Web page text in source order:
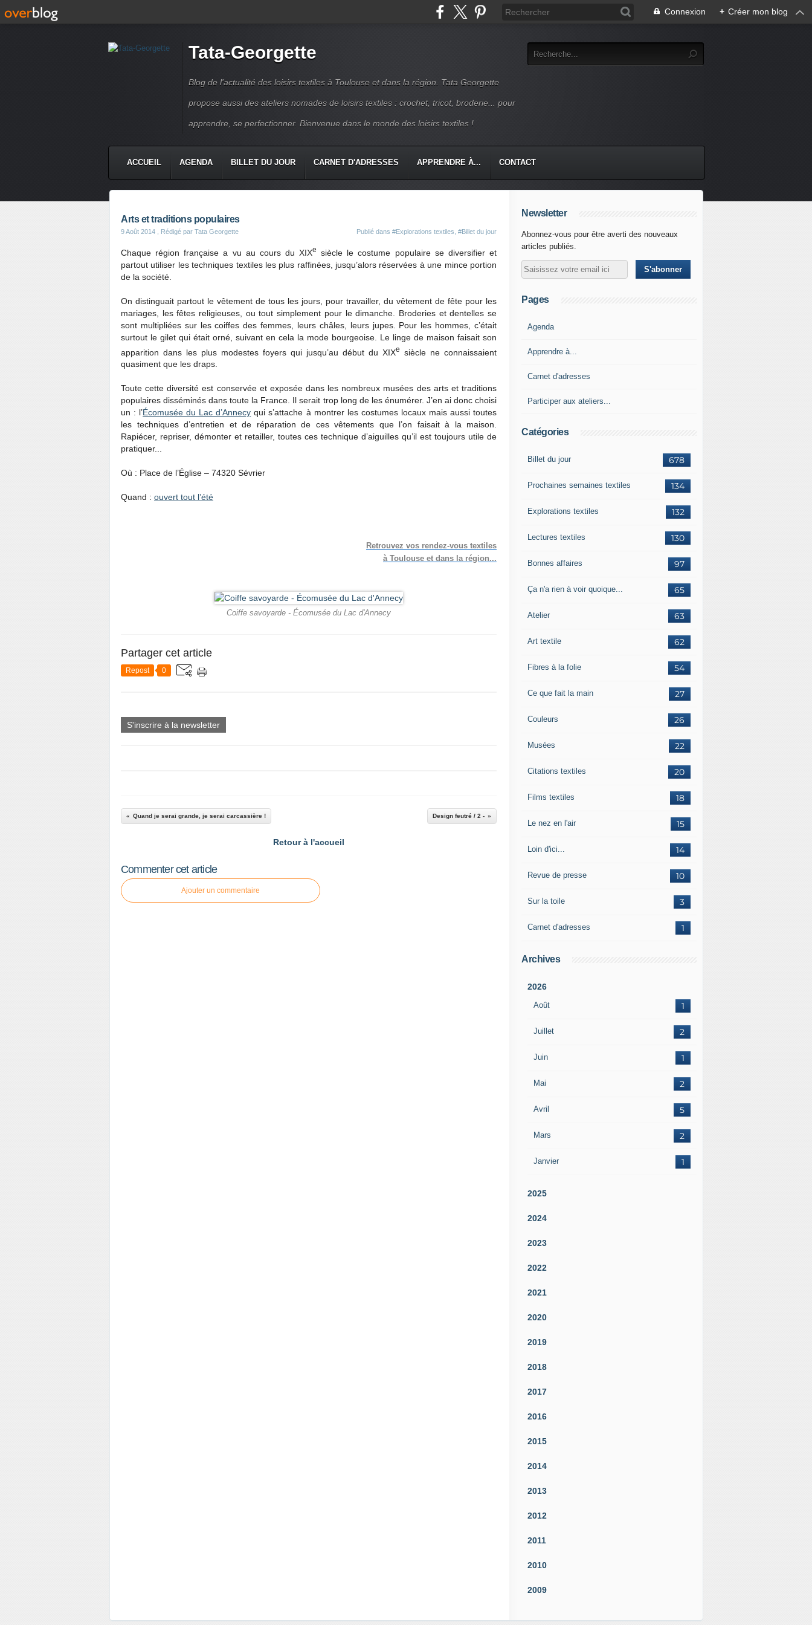
Connexion + Créer mon blog
Tata-Georgette
Blog de l'actualité des loisirs textiles à Toulouse et dans la région. Tata Georgette
propose aussi des ateliers nomades de loisirs textiles : crochet, tricot, broderie... pour
apprendre, se perfectionner. Bienvenue dans le monde des loisirs textiles !
ACCUEIL AGENDA BILLET DU JOUR CARNET D'ADRESSES APPRENDRE À... CONTACT
Arts et traditions populaires
9 Août 2014 , Rédigé par Tata Georgette Publié dans #Explorations textiles #Billet du jour
Chaque région française a vu au cours du XIXe
siècle le costume populaire se diversifier et
partout utiliser les techniques textiles les plus raffinées, jusqu’alors réservées à une mince portion
de la société.
On distinguait partout le vêtement de tous les jours, pour travailler, du vêtement de fête pour les
mariages, les fêtes religieuses, ou tout simplement pour le dimanche. Broderies et dentelles se
sont multipliées sur les coiffes des femmes, leurs châles, leurs jupes. Pour les hommes, c’était
surtout le gilet qui était orné, suivant en cela la mode bourgeoise. Le linge de maison faisait son
apparition dans les plus modestes foyers qui jusqu’au début du XIXe
siècle ne connaissaient
quasiment que les draps.
Toute cette diversité est conservée et exposée dans les nombreux musées des arts et traditions
populaires disséminés dans toute la France. Il serait trop long de les énumérer. J’en ai donc choisi
un : l’Écomusée du Lac d’Annecy qui s’attache à montrer les costumes locaux mais aussi toutes
les techniques d’entretien et de réparation de ces vêtements que l’on faisait à la maison.
Rapiécer, repriser, démonter et retailler, toutes ces technique d’aiguilles qu’il est toujours utile de
pratiquer...
Où : Place de l’Église – 74320 Sévrier
Quand : ouvert tout l’été
Retrouvez vos rendez-vous textiles
à Toulouse et dans la région...
Coiffe savoyarde - Écomusée du Lac d'Annecy
Partager cet article
Repost 0
S'inscrire à la newsletter
Quand je serai grande, je serai carcassière ! Design feutré / 2 -
Retour à l'accueil
Commenter cet article
Ajouter un commentaire
Newsletter
Abonnez-vous pour être averti des nouveaux
articles publiés.
Pages
Agenda
Apprendre à...
Carnet d'adresses
Participer aux ateliers...
Catégories
678
Billet du jour
134
Prochaines semaines textiles
132
Explorations textiles
130
Lectures textiles
97
Bonnes affaires
65
Ça n'a rien à voir quoique...
63
Atelier
62
Art textile
54
Fibres à la folie
27
Ce que fait la main
26
Couleurs
22
Musées
20
Citations textiles
18
Films textiles
15
Le nez en l'air
14
Loin d'ici...
10
Revue de presse
3
Sur la toile
1
Carnet d'adresses
Archives
2026
Août 1
Juillet 2
Juin 1
Mai 2
Avril 5
Mars 2
Janvier 1
2025
2024
2023
2022
2021
2020
2019
2018
2017
2016
2015
2014
2013
2012
2011
2010
2009